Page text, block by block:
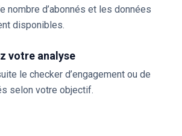
nombre d’abonnés et les données
disponibles.
votre analyse
le checker d’engagement ou de
selon votre objectif.